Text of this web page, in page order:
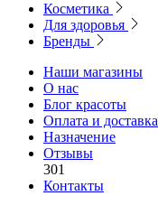
Косметика
Для здоровья
Бренды
Наши магазины
О нас
Блог красоты
Оплата и доставка
Назначение
Отзывы
301
Контакты